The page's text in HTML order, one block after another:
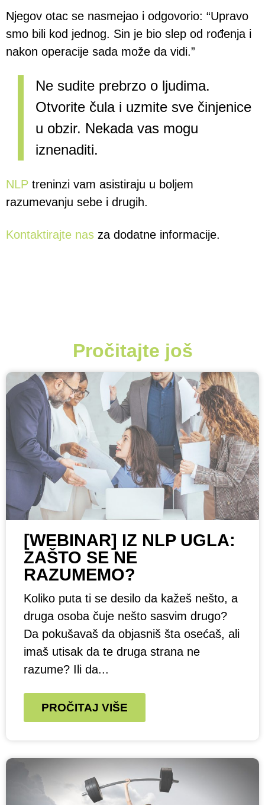
Njegov otac se nasmejao i odgovorio: “Upravo
smo bili kod jednog. Sin je bio slep od rođenja i
nakon operacije sada može da vidi.”
Ne sudite prebrzo o ljudima.
Otvorite čula i uzmite sve činjenice
u obzir. Nekada vas mogu
iznenaditi.
NLP treninzi vam asistiraju u boljem
razumevanju sebe i drugih.
Kontaktirajte nas za dodatne informacije.
Pročitajte još
[WEBINAR] IZ NLP UGLA:
ZAŠTO SE NE
RAZUMEMO?
Koliko puta ti se desilo da kažeš nešto, a
druga osoba čuje nešto sasvim drugo?
Da pokušavaš da objasniš šta osećaš, ali
imaš utisak da te druga strana ne
razume? Ili da...
PROČITAJ VIŠE